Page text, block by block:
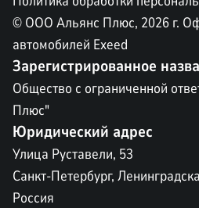
© ООО Альянс Плюс, 2026 г.
автомобилей Exeed
Зарегистрированное
Общество с ограниченной
Плюс"
Юридический адрес
Улица Руставели, 53
Санкт-Петербург,
Россия